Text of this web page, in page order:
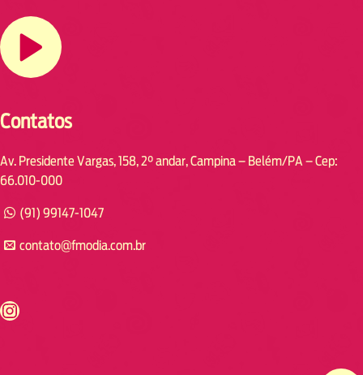
Contatos
Av. Presidente Vargas, 158, 2° andar, Campina – Belém/PA – Cep:
66.010-000
(91) 99147-1047
contato@fmodia.com.br
https://www.instagram.com/fmodia.cabofrio/